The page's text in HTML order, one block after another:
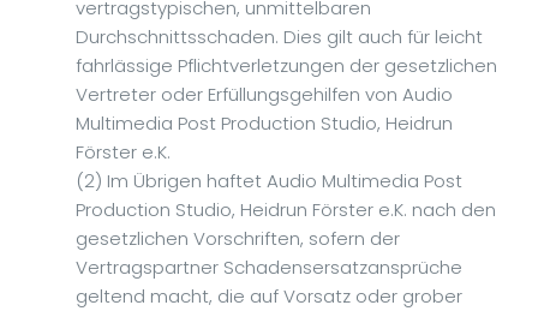
vertragstypischen, unmittelbaren
Durchschnittsschaden. Dies gilt auch für leicht
fahrlässige Pflichtverletzungen der gesetzlichen
Vertreter oder Erfüllungsgehilfen von Audio
Multimedia Post Production Studio, Heidrun
Förster e.K.
(2) Im Übrigen haftet Audio Multimedia Post
Production Studio, Heidrun Förster e.K. nach den
gesetzlichen Vorschriften, sofern der
Vertragspartner Schadensersatzansprüche
geltend macht, die auf Vorsatz oder grober